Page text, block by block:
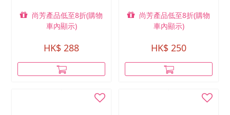
尚芳產品低至8折(購物
車內顯示)
HK$ 288
尚芳產品低至8折(購物
車內顯示)
HK$ 250